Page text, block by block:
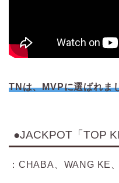
TNは、MVPに選ばれま
●JACKPOT 「TOP
：CHABA、WANG KE